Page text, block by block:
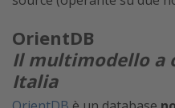
OrientDB
Il multimodello a
Italia